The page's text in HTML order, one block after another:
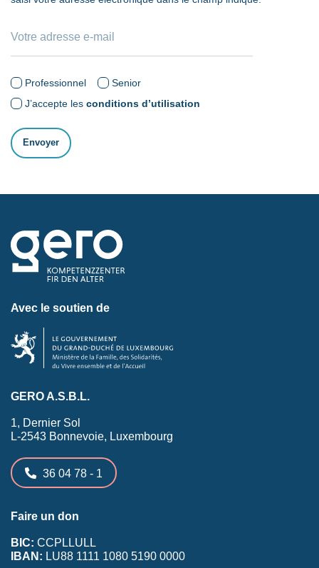
Professionnel
Senior
J’accepte les conditions d’utilisation
Avec le soutien de
GERO A.S.B.L.
1, Dernier Sol
L-2543 Bonnevoie, Luxembourg
36 04 78 - 1
Faire un don
BIC: CCPLLULL
IBAN: LU88 1111 1080 5190 0000